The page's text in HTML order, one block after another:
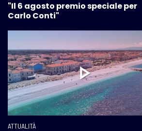
"Il 6 agosto premio speciale per
Carlo Conti"
ATTUALITÀ